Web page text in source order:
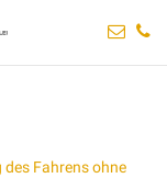
Fahrens ohne